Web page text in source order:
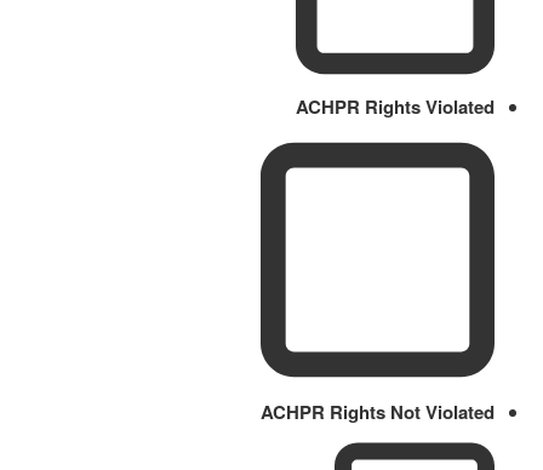
ACHPR Rights Violated
ACHPR Rights Not Violated